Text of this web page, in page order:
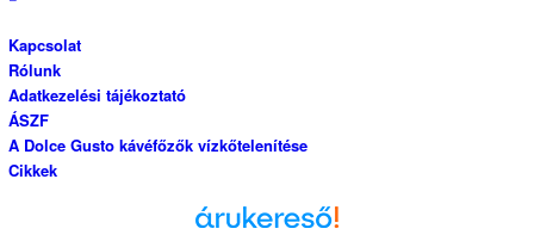
Kapcsolat
Rólunk
Adatkezelési tájékoztató
ÁSZF
A Dolce Gusto kávéfőzők vízkőtelenítése
Cikkek